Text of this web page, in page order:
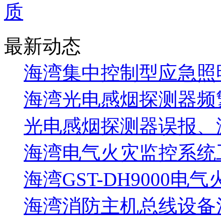
质
最新动态
海湾集中控制型应急照
海湾光电感烟探测器
光电感烟探测器误报
海湾电气火灾监控系统
海湾GST-DH9000电气
海湾消防主机总线设备